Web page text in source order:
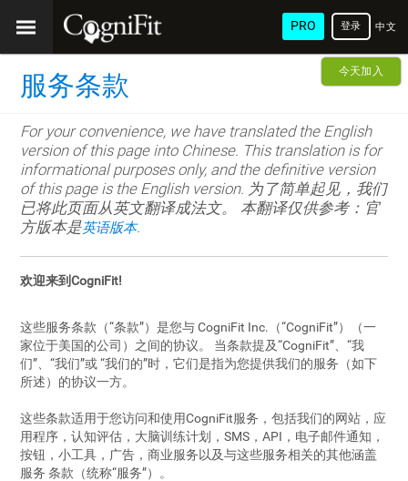
PRO 中文
(简
体)
登录
今天加入
服务条款
For your convenience, we have translated the English
version of this page into Chinese. This translation is for
informational purposes only, and the definitive version
of this page is the English version. 为了简单起见，我们
已将此页面从英文翻译成法文。 本翻译仅供参考：官
方版本是英语版本.
欢迎来到CogniFit!
这些服务条款（“条款”）是您与 CogniFit Inc.（“CogniFit”）（一
家位于美国的公司）之间的协议。 当条款提及“CogniFit”、“我
们”、“我们”或 “我们的”时，它们是指为您提供我们的服务（如下
所述）的协议一方。
这些条款适用于您访问和使用CogniFit服务，包括我们的网站，应
用程序，认知评估，大脑训练计划，SMS，API，电子邮件通知，
按钮，小工具，广告，商业服务以及与这些服务相关的其他涵盖
服务 条款（统称“服务”）。